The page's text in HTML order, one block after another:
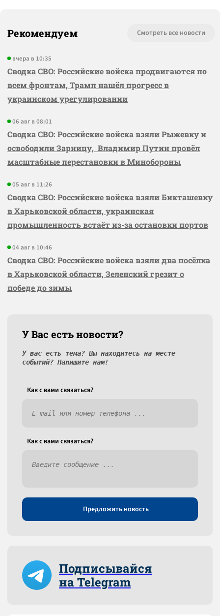
Рекомендуем Смотреть все новости
вчера в 10:35
Сводка СВО: Российские войска продвигаются по
всем фронтам, Трамп нашёл прогресс в
украинском урегулировании
06 авг в 08:01
Сводка СВО: Российские войска взяли Рыжевку и
освободили Зарницу, Владимир Путин провёл
масштабные перестановки в Минобороны
05 авг в 11:26
Сводка СВО: Российские войска взяли Бикташевку
в Харьковской области, украинская
промышленность встаёт из-за остановки портов
04 авг в 10:46
Сводка СВО: Российские войска взяли два посёлка
в Харьковской области, Зеленский грезит о
победе до зимы
У Вас есть новости?
У вас есть тема? Вы находитесь на месте
событий? Напишите нам!
Как c вами связаться?
Как c вами связаться?
Предложить новость
Подписывайся
на Telegram